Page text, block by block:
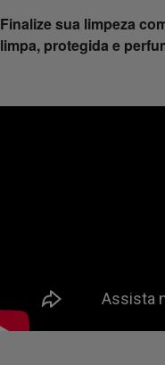
Finalize sua limpeza
limpa, protegida e